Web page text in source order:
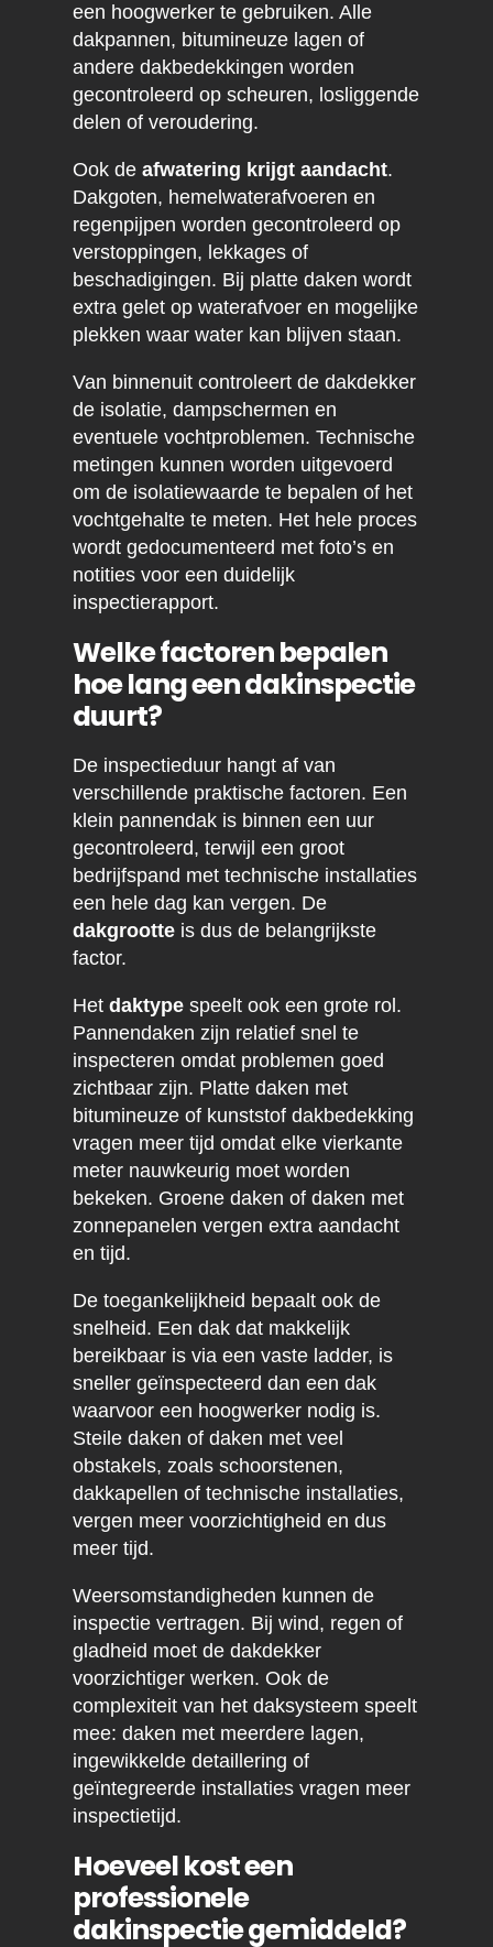
een hoogwerker te gebruiken. Alle
dakpannen, bitumineuze lagen of
andere dakbedekkingen worden
gecontroleerd op scheuren, losliggende
delen of veroudering.
Ook de afwatering krijgt aandacht.
Dakgoten, hemelwaterafvoeren en
regenpijpen worden gecontroleerd op
verstoppingen, lekkages of
beschadigingen. Bij platte daken wordt
extra gelet op waterafvoer en mogelijke
plekken waar water kan blijven staan.
Van binnenuit controleert de dakdekker
de isolatie, dampschermen en
eventuele vochtproblemen. Technische
metingen kunnen worden uitgevoerd
om de isolatiewaarde te bepalen of het
vochtgehalte te meten. Het hele proces
wordt gedocumenteerd met foto’s en
notities voor een duidelijk
inspectierapport.
Welke factoren bepalen
hoe lang een dakinspectie
duurt?
De inspectieduur hangt af van
verschillende praktische factoren. Een
klein pannendak is binnen een uur
gecontroleerd, terwijl een groot
bedrijfspand met technische installaties
een hele dag kan vergen. De
dakgrootteis dus de belangrijkste
factor.
Het daktypespeelt ook een grote rol.
Pannendaken zijn relatief snel te
inspecteren omdat problemen goed
zichtbaar zijn. Platte daken met
bitumineuze of kunststof dakbedekking
vragen meer tijd omdat elke vierkante
meter nauwkeurig moet worden
bekeken. Groene daken of daken met
zonnepanelen vergen extra aandacht
en tijd.
De toegankelijkheid bepaalt ook de
snelheid. Een dak dat makkelijk
bereikbaar is via een vaste ladder, is
sneller geïnspecteerd dan een dak
waarvoor een hoogwerker nodig is.
Steile daken of daken met veel
obstakels, zoals schoorstenen,
dakkapellen of technische installaties,
vergen meer voorzichtigheid en dus
meer tijd.
Weersomstandigheden kunnen de
inspectie vertragen. Bij wind, regen of
gladheid moet de dakdekker
voorzichtiger werken. Ook de
complexiteit van het daksysteem speelt
mee: daken met meerdere lagen,
ingewikkelde detaillering of
geïntegreerde installaties vragen meer
inspectietijd.
Hoeveel kost een
professionele
dakinspectie gemiddeld?